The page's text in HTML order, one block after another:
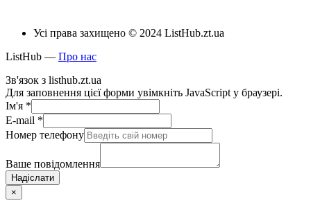
Усі права захищено © 2024 ListHub.zt.ua
ListHub — Про нас
Зв'язок з listhub.zt.ua
Для заповнення цієї форми увімкніть JavaScript у браузері.
Ім'я *
E-mail *
Номер телефону
Ваше повідомлення
Надіслати
×